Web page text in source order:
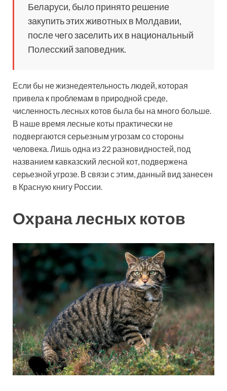
Беларуси, было принято решение
закупить этих животных в Молдавии,
после чего заселить их в национальный
Полесский заповедник.
Если бы не жизнедеятельность людей, которая
привела к проблемам в природной среде,
численность лесных котов была бы на много больше.
В наше время лесные коты практически не
подвергаются серьезным угрозам со стороны
человека. Лишь одна из 22 разновидностей, под
названием кавказский лесной кот, подвержена
серьезной угрозе. В связи с этим, данный вид занесен
в Красную книгу России.
Охрана лесных котов